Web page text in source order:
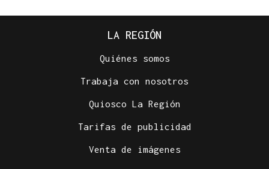
LA REGIÓN
Quiénes somos
Trabaja con nosotros
Quiosco La Región
Tarifas de publicidad
Venta de imágenes